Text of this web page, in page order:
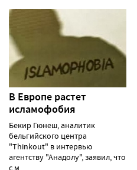
В Европе растет
исламофобия
Бекир Гюнеш, аналитик
бельгийского центра
"Thinkout" в интервью
агентству "Анадолу", заявил, что
с м......